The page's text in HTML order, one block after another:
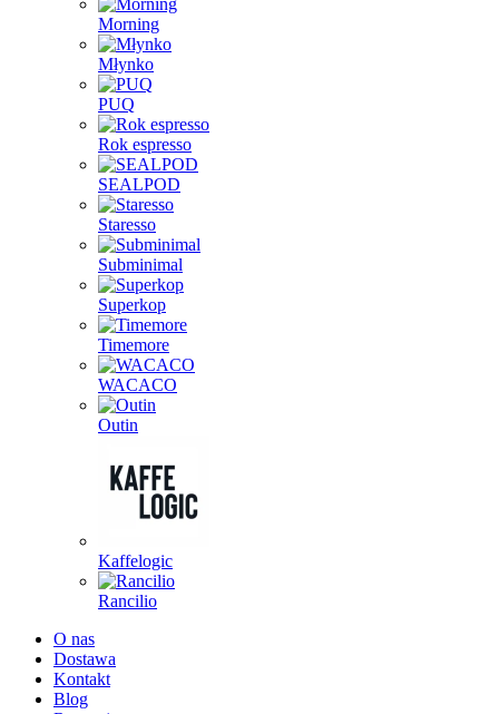
Morning
Młynko
PUQ
Rok espresso
SEALPOD
Staresso
Subminimal
Superkop
Timemore
WACACO
Outin
Kaffelogic
Rancilio
O nas
Dostawa
Kontakt
Blog